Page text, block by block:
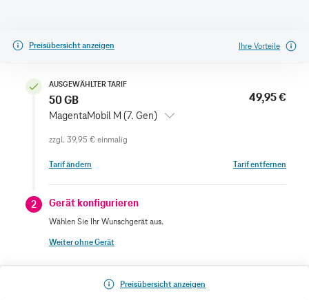
Preisübersicht anzeigen Ihre Vorteile
AUSGEWÄHLTER TARIF
50 GB
MagentaMobil M (7. Gen)
49,95 €
zzgl. 39,95 € einmalig
Tarif ändern Tarif entfernen
2 Gerät konfigurieren
Wählen Sie Ihr Wunschgerät aus.
Weiter ohne Gerät
Preisübersicht anzeigen